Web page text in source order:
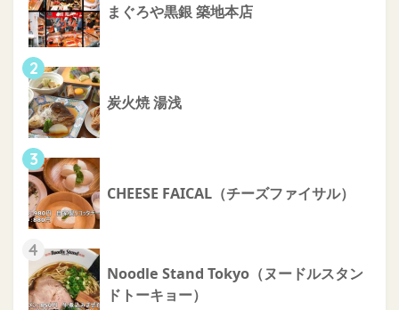
まぐろや黒銀 築地本店
2
炭火焼 湯浅
3
CHEESE FAICAL（チーズファイサル）
4
Noodle Stand Tokyo（ヌードルスタン
ドトーキョー）